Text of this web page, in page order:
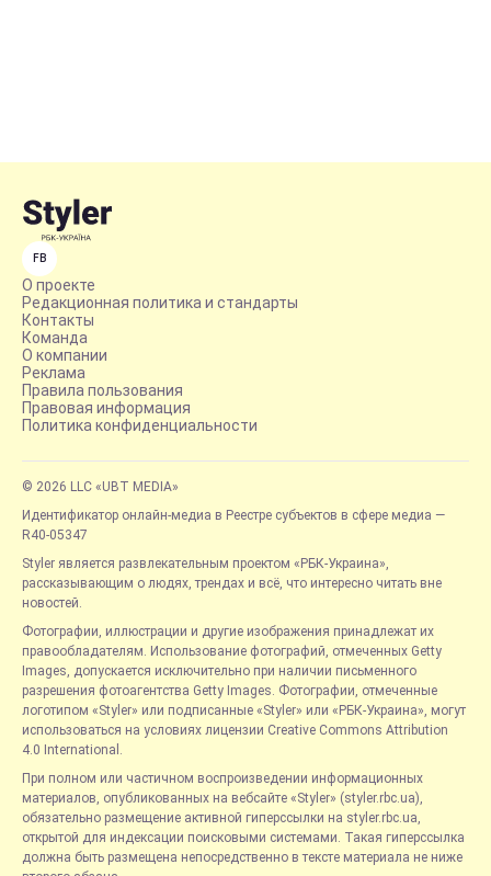
FB
О проекте
Редакционная политика и стандарты
Контакты
Команда
О компании
Реклама
Правила пользования
Правовая информация
Политика конфиденциальности
© 2026 LLC «UBT MEDIA»
Идентификатор онлайн-медиа в Реестре субъектов в сфере медиа —
R40-05347
Styler является развлекательным проектом «РБК-Украина»,
рассказывающим о людях, трендах и всё, что интересно читать вне
новостей.
Фотографии, иллюстрации и другие изображения принадлежат их
правообладателям. Использование фотографий, отмеченных Getty
Images, допускается исключительно при наличии письменного
разрешения фотоагентства Getty Images. Фотографии, отмеченные
логотипом «Styler» или подписанные «Styler» или «РБК-Украина», могут
использоваться на условиях лицензии Creative Commons Attribution
4.0 International.
При полном или частичном воспроизведении информационных
материалов, опубликованных на вебсайте «Styler» (styler.rbc.ua),
обязательно размещение активной гиперссылки на styler.rbc.ua,
открытой для индексации поисковыми системами. Такая гиперссылка
должна быть размещена непосредственно в тексте материала не ниже